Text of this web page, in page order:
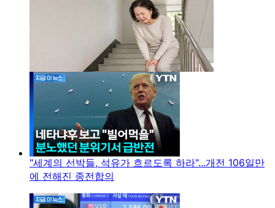
"세계의 선박들, 석유가 흐르도록 하라"...개전 106일만
에 전해진 종전합의